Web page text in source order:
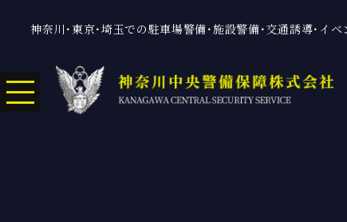
神奈川･東京･埼玉での駐車場警備･施設警備･交通誘導･イ